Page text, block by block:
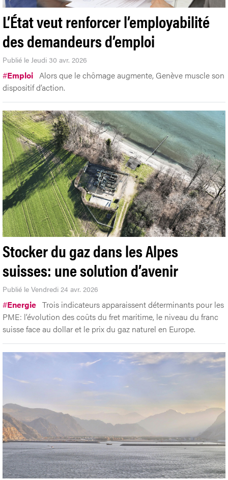
L’État veut renforcer l’employabilité
des demandeurs d’emploi
Publié le Jeudi 30 avr. 2026
#Emploi Alors que le chômage augmente, Genève muscle son
dispositif d’action.
Stocker du gaz dans les Alpes
suisses: une solution d’avenir
Publié le Vendredi 24 avr. 2026
#Energie Trois indicateurs apparaissent déterminants pour les
PME: l’évolution des coûts du fret maritime, le niveau du franc
suisse face au dollar et le prix du gaz naturel en Europe.